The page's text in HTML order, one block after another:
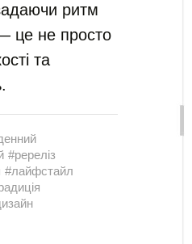
ритм
це не просто
та
#ререліз
#лайфстайл